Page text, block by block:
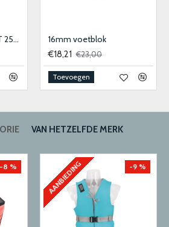
1040 SCHOOL SPRIET 25MM
16mm voetblok
€18,21 €23,00
Toevoegen
VAN HETZELFDE MERK
-8 % AANBIEDING -9 %